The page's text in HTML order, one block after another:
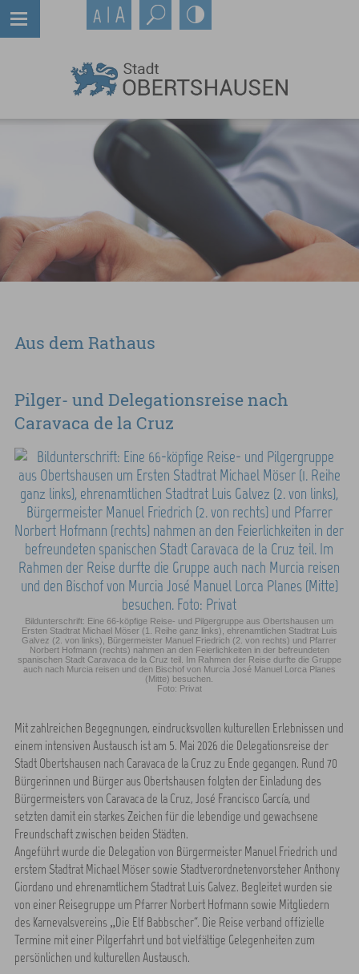
Aus dem Rathaus
Pilger- und Delegationsreise nach
Caravaca de la Cruz
Bildunterschrift: Eine 66-köpfige Reise- und Pilgergruppe aus Obertshausen um
Ersten Stadtrat Michael Möser (1. Reihe ganz links), ehrenamtlichen Stadtrat Luis
Galvez (2. von links), Bürgermeister Manuel Friedrich (2. von rechts) und Pfarrer
Norbert Hofmann (rechts) nahmen an den Feierlichkeiten in der befreundeten
spanischen Stadt Caravaca de la Cruz teil. Im Rahmen der Reise durfte die Gruppe
auch nach Murcia reisen und den Bischof von Murcia José Manuel Lorca Planes
(Mitte) besuchen.
Foto: Privat
Mit zahlreichen Begegnungen, eindrucksvollen kulturellen Erlebnissen und
einem intensiven Austausch ist am 5. Mai 2026 die Delegationsreise der
Stadt Obertshausen nach Caravaca de la Cruz zu Ende gegangen. Rund 70
Bürgerinnen und Bürger aus Obertshausen folgten der Einladung des
Bürgermeisters von Caravaca de la Cruz, José Francisco García, und
setzten damit ein starkes Zeichen für die lebendige und gewachsene
Freundschaft zwischen beiden Städten.
Angeführt wurde die Delegation von Bürgermeister Manuel Friedrich und
erstem Stadtrat Michael Möser sowie Stadtverordnetenvorsteher Anthony
Giordano und ehrenamtlichem Stadtrat Luis Galvez. Begleitet wurden sie
von einer Reisegruppe um Pfarrer Norbert Hofmann sowie Mitgliedern
des Karnevalsvereins „Die Elf Babbscher“. Die Reise verband offizielle
Termine mit einer Pilgerfahrt und bot vielfältige Gelegenheiten zum
persönlichen und kulturellen Austausch.